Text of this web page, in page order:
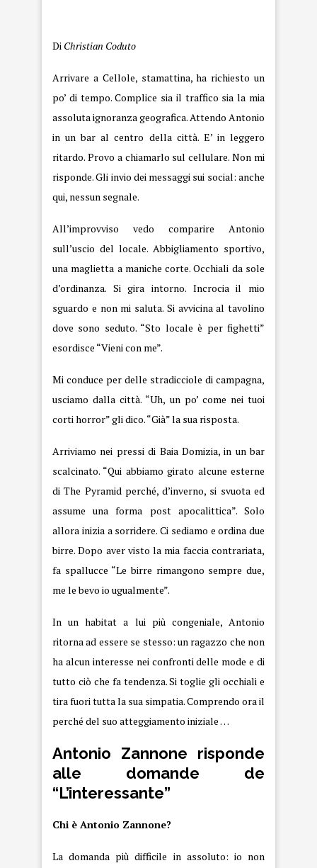
Di Christian Coduto
Arrivare a Cellole, stamattina, ha richiesto un
po’ di tempo. Complice sia il traffico sia la mia
assoluta ignoranza geografica. Attendo Antonio
in un bar al centro della città. E’ in leggero
ritardo. Provo a chiamarlo sul cellulare. Non mi
risponde. Gli invio dei messaggi sui social: anche
qui, nessun segnale.
All’improvviso vedo comparire Antonio
sull’uscio del locale. Abbigliamento sportivo,
una maglietta a maniche corte. Occhiali da sole
d’ordinanza. Si gira intorno. Incrocia il mio
sguardo e non mi saluta. Si avvicina al tavolino
dove sono seduto. “Sto locale è per fighetti”
esordisce “Vieni con me”.
Mi conduce per delle stradicciole di campagna,
usciamo dalla città. “Uh, un po’ come nei tuoi
corti horror” gli dico. “Già” la sua risposta.
Arriviamo nei pressi di Baia Domizia, in un bar
scalcinato. “Qui abbiamo girato alcune esterne
di The Pyramid perché, d’inverno, si svuota ed
assume una forma post apocalittica”. Solo
allora inizia a sorridere. Ci sediamo e ordina due
birre. Dopo aver visto la mia faccia contrariata,
fa spallucce “Le birre rimangono sempre due,
me le bevo io ugualmente”.
In un habitat a lui più congeniale, Antonio
ritorna ad essere se stesso: un ragazzo che non
ha alcun interesse nei confronti delle mode e di
tutto ciò che fa tendenza. Si toglie gli occhiali e
tira fuori tutta la sua simpatia. Comprendo ora il
perché del suo atteggiamento iniziale …
Antonio Zannone risponde
alle domande de
“L’interessante”
Chi è Antonio Zannone?
La domanda più difficile in assoluto: io non